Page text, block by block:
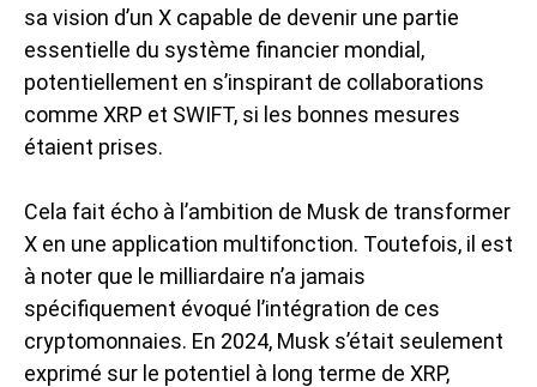
sa vision d’un X capable de devenir une partie
essentielle du système financier mondial,
potentiellement en s’inspirant de collaborations
comme XRP et SWIFT, si les bonnes mesures
étaient prises.
Cela fait écho à l’ambition de Musk de transformer
X en une application multifonction. Toutefois, il est
à noter que le milliardaire n’a jamais
spécifiquement évoqué l’intégration de ces
cryptomonnaies. En 2024, Musk s’était seulement
exprimé sur le potentiel à long terme de XRP,